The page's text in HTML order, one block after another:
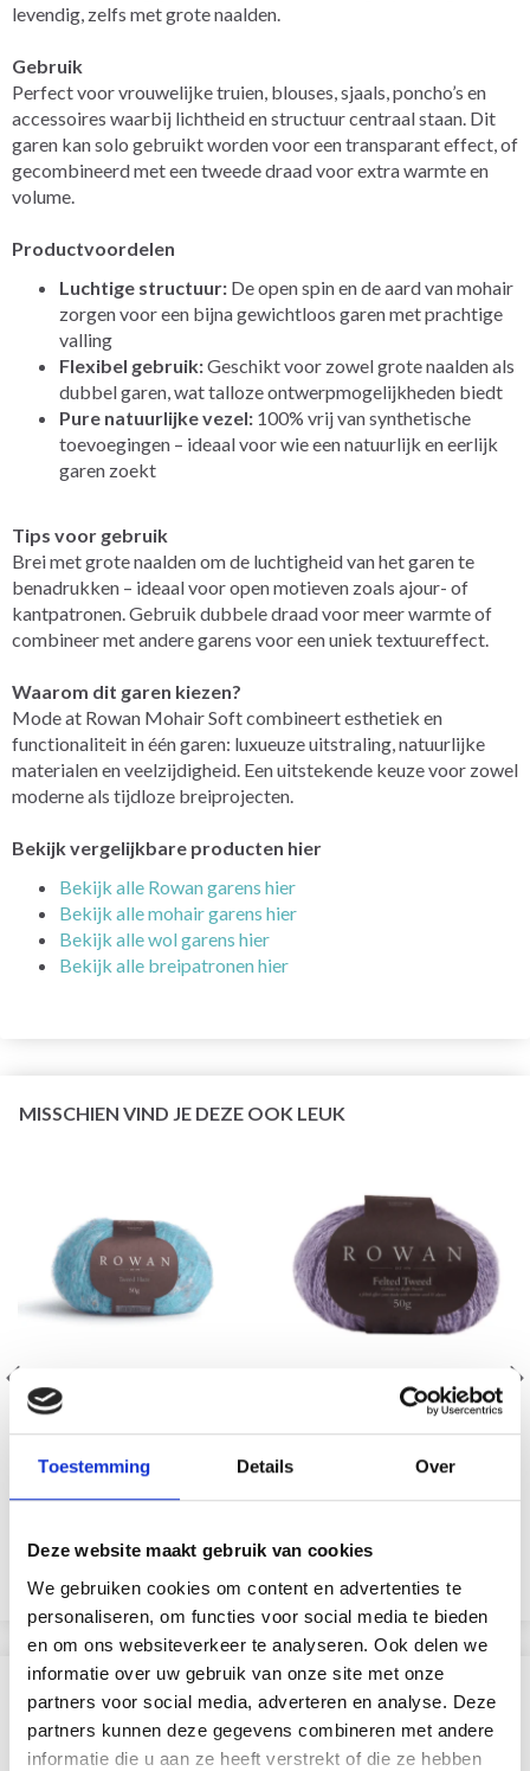
Toestemming Details Over
Deze website maakt gebruik van cookies
We gebruiken cookies om content en advertenties te
personaliseren, om functies voor social media te bieden
en om ons websiteverkeer te analyseren. Ook delen we
informatie over uw gebruik van onze site met onze
partners voor social media, adverteren en analyse. Deze
partners kunnen deze gegevens combineren met andere
informatie die u aan ze heeft verstrekt of die ze hebben
levendig, zelfs met grote naalden.
Gebruik
Perfect voor vrouwelijke truien, blouses, sjaals, poncho’s en
accessoires waarbij lichtheid en structuur centraal staan. Dit
garen kan solo gebruikt worden voor een transparant effect, of
gecombineerd met een tweede draad voor extra warmte en
volume.
Productvoordelen
Luchtige structuur: De open spin en de aard van mohair
zorgen voor een bijna gewichtloos garen met prachtige
valling
Flexibel gebruik:Geschikt voor zowel grote naalden als
dubbel garen, wat talloze ontwerp­mogelijkheden biedt
Pure natuurlijke vezel: 100% vrij van synthetische
toevoegingen – ideaal voor wie een natuurlijk en eerlijk
garen zoekt
Tips voor gebruik
Brei met grote naalden om de luchtigheid van het garen te
benadrukken – ideaal voor open motieven zoals ajour- of
kantpatronen. Gebruik dubbele draad voor meer warmte of
combineer met andere garens voor een uniek textuureffect.
Waarom dit garen kiezen?
Mode at Rowan Mohair Soft combineert esthetiek en
functionaliteit in één garen: luxueuze uitstraling, natuurlijke
materialen en veelzijdigheid. Een uitstekende keuze voor zowel
moderne als tijdloze breiprojecten.
Bekijk vergelijkbare producten hier
Bekijk alle Rowan garens hier
Bekijk alle mohair garens hier
Bekijk alle wol garens hier
Bekijk alle breipatronen hier
MISSCHIEN VIND JE DEZE OOK LEUK
ROWAN TWEED HAZE
40% Mohair / 39% alpakka
/ 10% polyamidi / 8%
EUR 16.95
Bekijk alle opties
ROWAN FELTED TWEED
50% Laine/ 25% Alpaga /
25% Viscose
Bekijk alle opties
VERGELIJKBAAR MET DIT
29% korting